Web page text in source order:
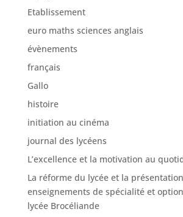
Etablissement
euro maths sciences anglais
évènements
français
Gallo
histoire
initiation au cinéma
journal des lycéens
L’excellence et la motivation au
La réforme du lycée et la
enseignements de spécialité et
lycée Brocéliande